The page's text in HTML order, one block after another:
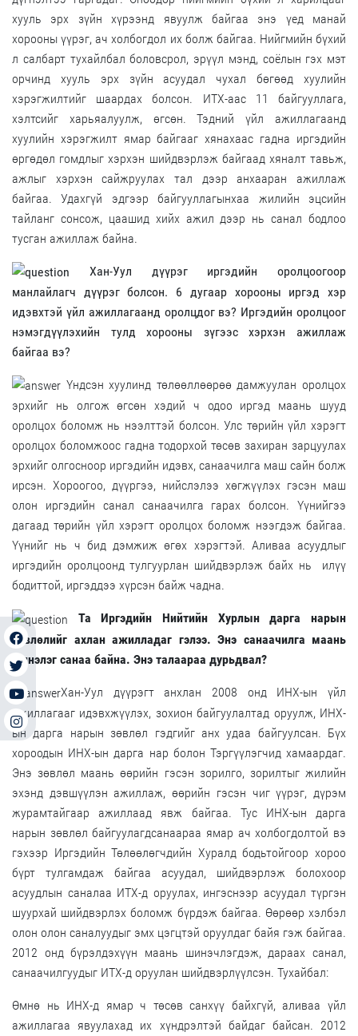
хууль эрх зүйн хүрээнд явуулж байгаа энэ үед манай
хорооны үүрэг, ач холбогдол их болж байгаа. Нийгмийн бүхий
л салбарт тухайлбал боловсрол, эрүүл мэнд, соёлын гэх мэт
орчинд хууль эрх зүйн асуудал чухал бөгөөд хуулийн
хэрэгжилтийг шаардах болсон. ИТХ-аас 11 байгууллага,
хэлтсийг харьяалуулж, өгсөн. Тэдний үйл ажиллагаанд
хуулийн хэрэгжилт ямар байгааг хянахаас гадна иргэдийн
өргөдөл гомдлыг хэрхэн шийдвэрлэж байгаад хяналт тавьж,
ажлыг хэрхэн сайжруулах тал дээр анхааран ажиллаж
байгаа. Удахгүй эдгээр байгууллагынхаа жилийн эцсийн
тайланг сонсож, цаашид хийх ажил дээр нь санал бодлоо
тусган ажиллаж байна.
Хан-Уул дүүрэг иргэдийн оролцоогоор
манлайлагч дүүрэг болсон. 6 дугаар хорооны иргэд хэр
идэвхтэй үйл ажиллагаанд оролцдог вэ? Иргэдийн оролцоог
нэмэгдүүлэхийн тулд хорооны зүгээс хэрхэн ажиллаж
байгаа вэ?
Үндсэн хуулинд төлөөллөөрөө дамжуулан оролцох
эрхийг нь олгож өгсөн хэдий ч одоо иргэд маань шууд
оролцох боломж нь нээлттэй болсон. Улс төрийн үйл хэрэгт
оролцох боломжоос гадна тодорхой төсөв захиран зарцуулах
эрхийг олгосноор иргэдийн идэвх, санаачилга маш сайн болж
ирсэн. Хороогоо, дүүргээ, нийслэлээ хөгжүүлэх гэсэн маш
олон иргэдийн санал санаачилга гарах болсон. Үүнийгээ
дагаад төрийн үйл хэрэгт оролцох боломж нээгдэж байгаа.
Үүнийг нь ч бид дэмжиж өгөх хэрэгтэй. Аливаа асуудлыг
иргэдийн оролцоонд тулгуурлан шийдвэрлэж байх нь илүү
бодиттой, иргэддээ хүрсэн байж чадна.
Та Иргэдийн Нийтийн Хурлын дарга нарын
зөвлөлийг ахлан ажилладаг гэлээ. Энэ санаачилга маань
шинэлэг санаа байна. Энэ талаараа дурьдвал?
Хан-Уул дүүрэгт анхлан 2008 онд ИНХ-ын үйл
ажиллагааг идэвхжүүлэх, зохион байгуулалтад оруулж, ИНХ-
ын дарга нарын зөвлөл гэдгийг анх удаа байгуулсан. Бүх
хороодын ИНХ-ын дарга нар болон Тэргүүлэгчид хамаардаг.
Энэ зөвлөл маань өөрийн гэсэн зорилго, зорилтыг жилийн
эхэнд дэвшүүлэн ажиллаж, өөрийн гэсэн чиг үүрэг, дүрэм
журамтайгаар ажиллаад явж байгаа. Тус ИНХ-ын дарга
нарын зөвлөл байгуулагдсанаараа ямар ач холбогдолтой вэ
гэхээр Иргэдийн Төлөөлөгчдийн Хуралд бодьтойгоор хороо
бүрт тулгамдаж байгаа асуудал, шийдвэрлэж болохоор
асуудлын саналаа ИТХ-д оруулах, ингэснээр асуудал түргэн
шуурхай шийдвэрлэх боломж бүрдэж байгаа. Өөрөөр хэлбэл
олон олон саналуудыг эмх цэгцтэй оруулдаг байя гэж байгаа.
2012 онд бүрэлдэхүүн маань шинэчлэгдэж, дараах санал,
санаачилгуудыг ИТХ-д оруулан шийдвэрлүүлсэн. Тухайбал:
Өмнө нь ИНХ-д ямар ч төсөв санхүү байхгүй, аливаа үйл
ажиллагаа явуулахад их хүндрэлтэй байдаг байсан. 2012